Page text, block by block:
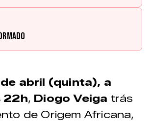
de abril (quinta), a
22h, Diogo Veiga trás
de Origem Africana,